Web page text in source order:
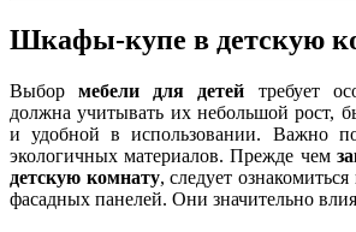
Шкафы-купе в детскую
Выбормебели для детей требует
должна учитывать их небольшой рост,
и удобной в использовании. Важно
экологичных материалов. Прежде чем
детскую комнату, следует
фасадных панелей. Они значительно